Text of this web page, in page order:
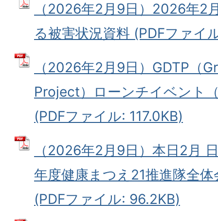
（2026年2月9日）2026年2
る被害状況資料 (PDFファイ
（2026年2月9日）GDTP（
Project）ローンチイベント
(PDFファイル: 117.0KB)
（2026年2月9日）本日2月
年度健康まつえ21推進隊全
(PDFファイル: 96.2KB)